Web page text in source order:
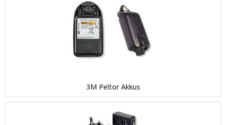
3M Peltor Akkus